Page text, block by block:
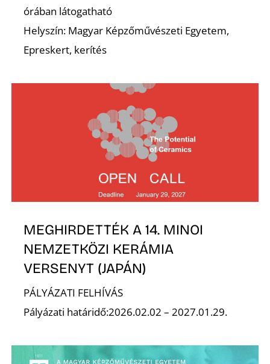
órában látogatható
Helyszín: Magyar Képzőművészeti Egyetem,
Epreskert, kerítés
MEGHIRDETTÉK A 14. MINOI
NEMZETKÖZI KERÁMIA
VERSENYT (JAPÁN)
PÁLYÁZATI FELHÍVÁS
Pályázati határidő:2026.02.02 – 2027.01.29.